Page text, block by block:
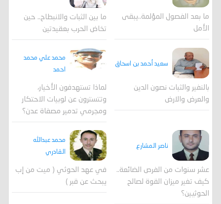
ما بعد الفصول المؤلمة..يبقى
الأمل
ما بين الثبات والانبطاح.. حين
تخاض الحرب بعقيدتين
سعيد أحمد بن اسحاق
بالنفير والثبات نصون الدين
والعرض والارض
محمد علي محمد
احمد
لماذا تستهدفون الأخيار،
وتتسترون عن لوبيات الاحتكار
ومجرمي تدمير مصفاة عدن؟
ناصر المشارع
عشر سنوات من الفرص الضائعة..
كيف تغير ميزان القوة لصالح
الحوثيين؟
محمد عبدالله
القادري
في عهد الحوثي ( ميت من إب
يبحث عن قبر )